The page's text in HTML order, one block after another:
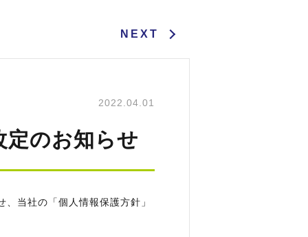
NEXT
2022.04.01
定のお知らせ
当社の「個人情報保護方針」